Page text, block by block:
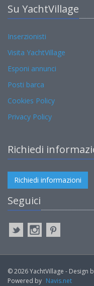
Su YachtVillage
Inserzionisti
Visita YachtVillage
Esponi annunci
Posti barca
Cookies Policy
Privacy Policy
Richiedi
Richiedi informazioni
Seguici
© 2026 YachtVillage - Design
Powered by Navis.net